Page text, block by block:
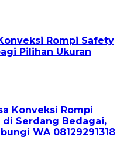
Rompi Safety
Pilihan Ukuran
Konveksi Rompi
di Serdang Bedagai,
WA 08129291318